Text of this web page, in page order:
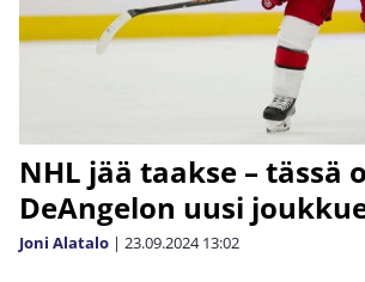
NHL jää taakse – tässä
DeAngelon uusi
Joni Alatalo | 23.09.2024 13:02